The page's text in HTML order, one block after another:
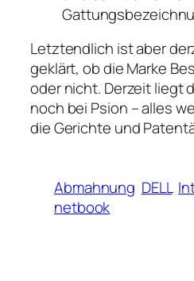
Letztendlich ist aber
geklärt, ob die Marke
oder nicht. Derzeit liegt
noch bei Psion – alles
die Gerichte und
Abmahnung DELL
netbook